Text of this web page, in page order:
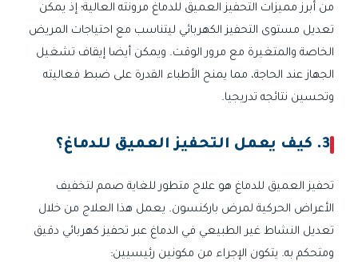
من أبرز مميزات التحفيز العميق للدماغ مرونته العالية؛ إذ يمكن
تعديل مستوى التحفيز الكهربائي ليتناسب مع احتياجات المريض
الخاصة والمتغيرة مع مرور الوقت. ويمكن أيضا إيقاف تشغيل
الجهاز عند الحاجة، مما يمنح الأطباء القدرة على ضبط فعاليته
وتحسين نتائجه تدريجيا.
3. كيف يعمل التحفيز العميق للدماغ؟
تحفيز العميق للدماغ هو علاج متطور للغاية صمم لتخفيف
الأعراض الحركية لمرض باركنسون. يعمل هذا العلاج من خلال
تعديل النشاط غير الطبيعي في الدماغ عبر تحفيز كهربائي دقيق
ومتحكم به. يتكون الإجراء من مكونين رئيسيين: